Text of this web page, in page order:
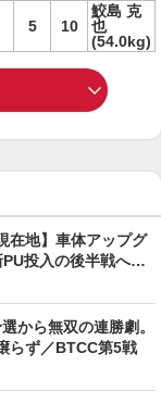
5 10
鮫島 克
也
(54.0kg)
在地】車体アップグ
投入の後半戦への
から無双の連勝劇。
らず／BTCC第5戦